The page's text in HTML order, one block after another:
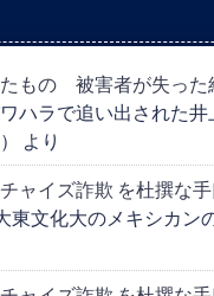
もの 被害者が失った
ハラで追い出された井
より
ャイズ詐欺 を杜撰な
東文化大のメキシカン